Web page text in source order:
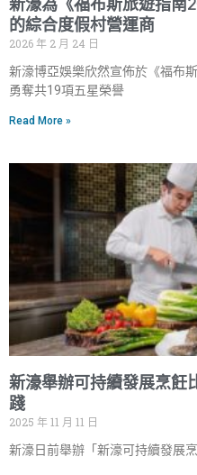
新濠為《福布斯旅遊指南
的綜合度假村營運商
2026 年 2 月 24 日
新濠博亞娛樂欣然宣佈於《福布
勇奪共19項五星榮譽
Read More »
新濠舉辦可持續發展烹飪
踐
2025 年 11 月 11 日
新濠日前舉辦「新濠可持續發展